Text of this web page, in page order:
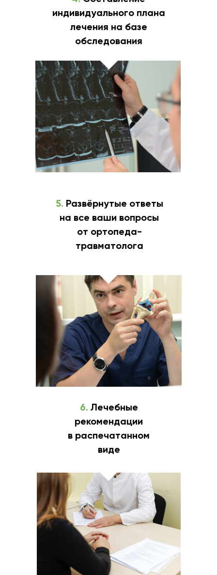
индивидуального плана
лечения на базе
обследования
5. Развёрнутые ответы
на все ваши вопросы
от ортопеда-
травматолога
6. Лечебные
рекомендации
в распечатанном
виде